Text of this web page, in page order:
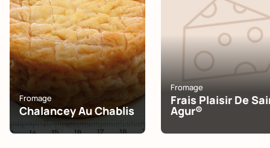
Fromage
Chalancey Au Chablis
Fromage
Frais Plaisir De
Agur®